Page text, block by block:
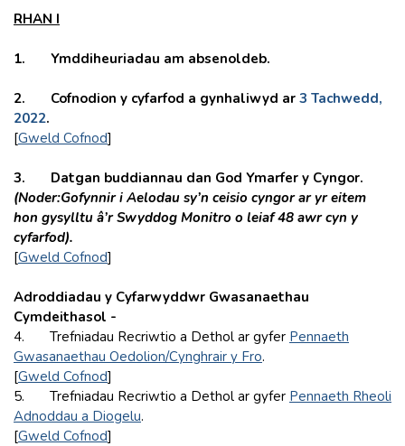
RHAN I
1. Ymddiheuriadau am absenoldeb.
2. Cofnodion y cyfarfod a gynhaliwyd ar 3 Tachwedd,
2022.
[Gweld Cofnod]
3. Datgan buddiannau dan God Ymarfer y Cyngor.
(Noder:Gofynnir i Aelodau sy’n ceisio cyngor ar yr eitem
hon gysylltu â’r Swyddog Monitro o leiaf 48 awr cyn y
cyfarfod).
[Gweld Cofnod]
Adroddiadau y Cyfarwyddwr Gwasanaethau
Cymdeithasol -
4. Trefniadau Recriwtio a Dethol ar gyfer Pennaeth
Gwasanaethau Oedolion/Cynghrair y Fro.
[Gweld Cofnod]
5. Trefniadau Recriwtio a Dethol ar gyfer Pennaeth Rheoli
Adnoddau a Diogelu.
[Gweld Cofnod]